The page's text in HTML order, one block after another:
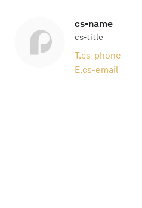
cs-name
cs-title
T.cs-phone
E.cs-email